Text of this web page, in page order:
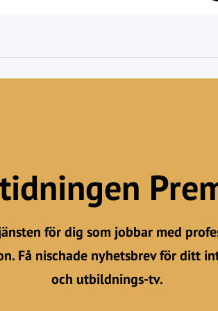
för dig som jobbar med
Få nischade nyhetsbrev för ditt
och utbildnings-tv.